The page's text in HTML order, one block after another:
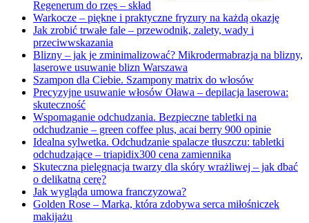
Regenerum do rzęs – skład
Warkocze – piękne i praktyczne fryzury na każdą okazję
Jak zrobić trwałe fale – przewodnik, zalety, wady i
przeciwwskazania
Blizny – jak je zminimalizować? Mikrodermabrazja na blizny,
laserowe usuwanie blizn Warszawa
Szampon dla Ciebie. Szampony matrix do włosów
Precyzyjne usuwanie włosów Oława – depilacja laserowa:
skuteczność
Wspomaganie odchudzania. Bezpieczne tabletki na
odchudzanie – green coffee plus, acai berry 900 opinie
Idealna sylwetka. Odchudzanie spalacze tłuszczu: tabletki
odchudzające – triapidix300 cena zamiennika
Skuteczna pielęgnacja twarzy dla skóry wrażliwej – jak dbać
o delikatną cerę?
Jak wygląda umowa franczyzowa?
Golden Rose – Marka, która zdobywa serca miłośniczek
makijażu